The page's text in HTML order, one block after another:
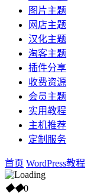
图片主题
网店主题
汉化主题
淘客主题
插件分享
收费资源
会员主题
实用教程
主机推荐
定制服务
首页 WordPress教程
◆◆0